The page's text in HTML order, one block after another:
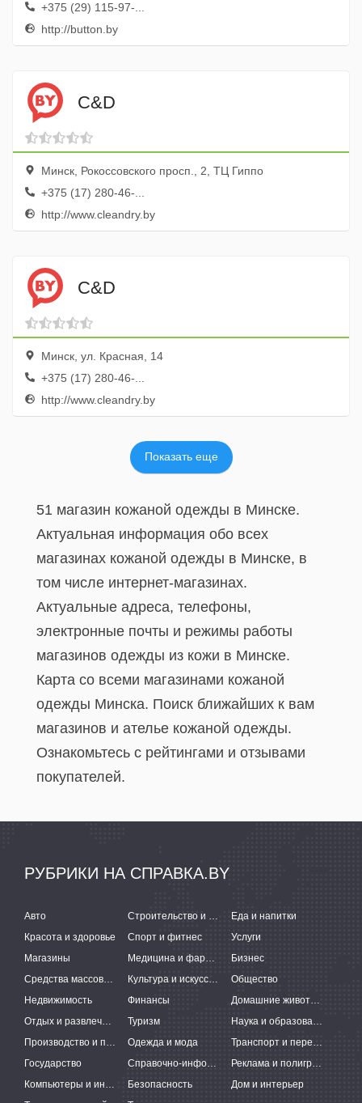
+375 (29) 115-97-...
http://button.by
C&D
Минск, Рокоссовского просп., 2, ТЦ Гиппо
+375 (17) 280-46-...
http://www.cleandry.by
C&D
Минск, ул. Красная, 14
+375 (17) 280-46-...
http://www.cleandry.by
Показать еще
51 магазин кожаной одежды в Минске.
Актуальная информация обо всех
магазинах кожаной одежды в Минске, в
том числе интернет-магазинах.
Актуальные адреса, телефоны,
электронные почты и режимы работы
магазинов одежды из кожи в Минске.
Карта со всеми магазинами кожаной
одежды Минска. Поиск ближайших к вам
магазинов и ателье кожаной одежды.
Ознакомьтесь с рейтингами и отзывами
покупателей.
РУБРИКИ НА СПРАВКА.BY
Авто Строительство и ремонт
Еда и напитки
Красота и здоровье
Спорт и фитнес
Услуги
Магазины
Медицина и фармацевтика
Бизнес
Средства массовой информации
Культура и искусство
Общество
Недвижимость
Финансы
Домашние животные
Отдых и развлечения
Туризм
Наука и образование
Производство и поставки
Одежда и мода
Транспорт и перевозки
Государство
Справочно-информационные системы
Реклама и полиграфия
Компьютеры и интернет
Безопасность
Дом и интерьер